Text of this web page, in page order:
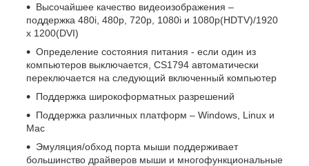
Высочайшее качество видеоизображения –
поддержка 480i, 480p, 720p, 1080i и 1080p(HDTV)/1920
x 1200(DVI)
Определение состояния питания - если один из
компьютеров выключается, CS1794 автоматически
переключается на следующий включенный компьютер
Поддержка широкоформатных разрешений
Поддержка различных платформ – Windows, Linux и
Mac
Эмуляция/обход порта мыши поддерживает
большинство драйверов мыши и многофункциональные